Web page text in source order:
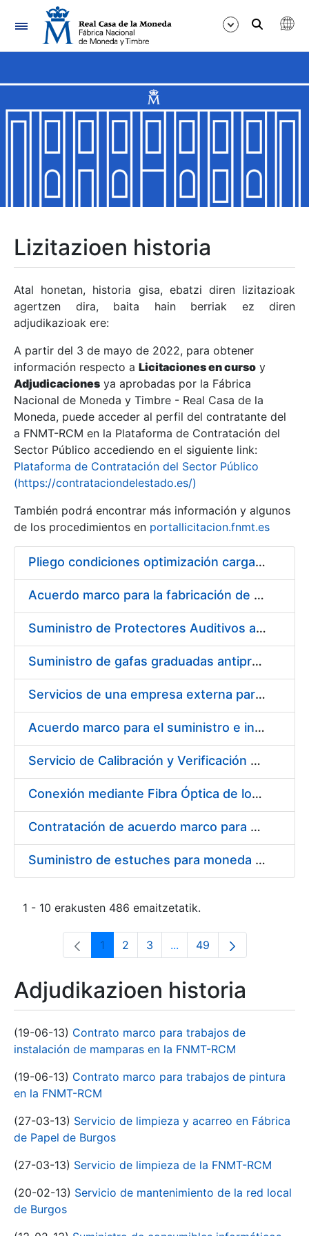
Nabigazioa
Erakutsi/Ezkutatu
Erakutsi/Ezkutatu
Erakutsi/Ezkutatu
Erakutsi/Ezkutatu
Erakutsi/Ezkutatu
Erakutsi/Ezkutatu
Erakutsi/Ezkutatu
Erakutsi/Ezkutatu
Lizitazioen historia
Atal honetan, historia gisa, ebatzi diren lizitazioak
agertzen dira, baita hain berriak ez diren
adjudikazioak ere:
A partir del 3 de mayo de 2022, para obtener
información respecto a Licitaciones en curso y
Adjudicaciones ya aprobadas por la Fábrica
Nacional de Moneda y Timbre - Real Casa de la
Moneda, puede acceder al perfil del contratante del
a FNMT-RCM en la Plataforma de Contratación del
Sector Público accediendo en el siguiente link:
Plataforma de Contratación del Sector Público
(https://contrataciondelestado.es/)
También podrá encontrar más información y algunos
de los procedimientos en portallicitacion.fnmt.es
Pliego condiciones optimización cargas compras firmado
Acuerdo marco para la fabricación de piezas
Suministro de Protectores Auditivos a medida para las personas trabajadoras de los Centros de Trabajo de Madrid y Burgos
Suministro de gafas graduadas antiproyecciones para los trabajadores de la FNMT-RCM en los centros de trabajo de Madrid y Burgos
Servicios de una empresa externa para el asesoramiento y resolución de los recursos de alzada que se presentan relacionados con procesos de selección para la FNMT-RCM
Acuerdo marco para el suministro e instalación de persianas, estores y otros complementos
Servicio de Calibración y Verificación Externa de los Equipos de Medición del Servicio de Prevención de la FNMT-RCM
Conexión mediante Fibra Óptica de los Centros de Proceso de Datos (CPDs) de las sedes de la FNMT-RCM de Burgos y Madrid
Contratación de acuerdo marco para el Suministro de Material de Electricidad para la Fábrica Nacional de Moneda y Timbre-Real Casa de la Moneda en su centro de trabajo de Burgos
Suministro de estuches para moneda de 30 €
1 - 10 erakusten 486 emaitzetatik.
Orrialdea
1 Orrialdea
2 Orrialdea
3 ...Intermediate Pages Use
Orrialdea
49
Adjudikazioen historia
(19-06-13) Contrato marco para trabajos de
instalación de mamparas en la FNMT-RCM
(19-06-13) Contrato marco para trabajos de pintura
en la FNMT-RCM
(27-03-13) Servicio de limpieza y acarreo en Fábrica
de Papel de Burgos
(27-03-13) Servicio de limpieza de la FNMT-RCM
(20-02-13) Servicio de mantenimiento de la red local
de Burgos